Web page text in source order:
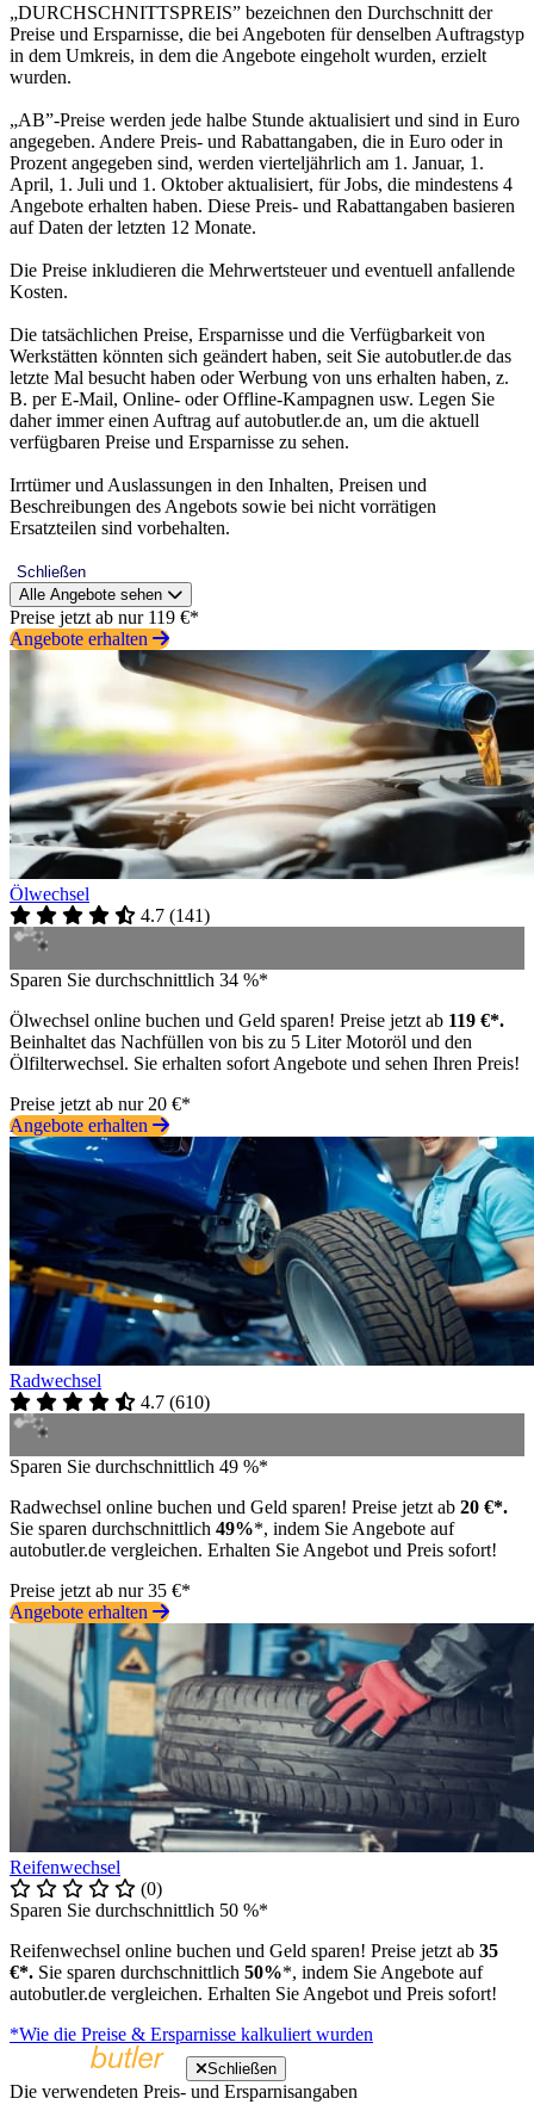
„DURCHSCHNITTSPREIS” bezeichnen den Durchschnitt der
Preise und Ersparnisse, die bei Angeboten für denselben Auftragstyp
in dem Umkreis, in dem die Angebote eingeholt wurden, erzielt
wurden.
„AB”-Preise werden jede halbe Stunde aktualisiert und sind in Euro
angegeben. Andere Preis- und Rabattangaben, die in Euro oder in
Prozent angegeben sind, werden vierteljährlich am 1. Januar, 1.
April, 1. Juli und 1. Oktober aktualisiert, für Jobs, die mindestens 4
Angebote erhalten haben. Diese Preis- und Rabattangaben basieren
auf Daten der letzten 12 Monate.
Die Preise inkludieren die Mehrwertsteuer und eventuell anfallende
Kosten.
Die tatsächlichen Preise, Ersparnisse und die Verfügbarkeit von
Werkstätten könnten sich geändert haben, seit Sie autobutler.de das
letzte Mal besucht haben oder Werbung von uns erhalten haben, z.
B. per E-Mail, Online- oder Offline-Kampagnen usw. Legen Sie
daher immer einen Auftrag auf autobutler.de an, um die aktuell
verfügbaren Preise und Ersparnisse zu sehen.
Irrtümer und Auslassungen in den Inhalten, Preisen und
Beschreibungen des Angebots sowie bei nicht vorrätigen
Ersatzteilen sind vorbehalten.
Schließen
Alle Angebote sehen
Preise jetzt ab nur 119 €*
Angebote erhalten
Ölwechsel
4.7 (141)
Sparen Sie durchschnittlich 34 %*
Ölwechsel online buchen und Geld sparen! Preise jetzt ab 119 €*.
Beinhaltet das Nachfüllen von bis zu 5 Liter Motoröl und den
Ölfilterwechsel. Sie erhalten sofort Angebote und sehen Ihren Preis!
Preise jetzt ab nur 20 €*
Angebote erhalten
Radwechsel
4.7 (610)
Sparen Sie durchschnittlich 49 %*
Radwechsel online buchen und Geld sparen! Preise jetzt ab 20 €*.
Sie sparen durchschnittlich 49%*, indem Sie Angebote auf
autobutler.de vergleichen. Erhalten Sie Angebot und Preis sofort!
Preise jetzt ab nur 35 €*
Angebote erhalten
Reifenwechsel
(0)
Sparen Sie durchschnittlich 50 %*
Reifenwechsel online buchen und Geld sparen! Preise jetzt ab 35
€*. Sie sparen durchschnittlich 50%*, indem Sie Angebote auf
autobutler.de vergleichen. Erhalten Sie Angebot und Preis sofort!
*Wie die Preise & Ersparnisse kalkuliert wurden
Schließen
Die verwendeten Preis- und Ersparnisangaben